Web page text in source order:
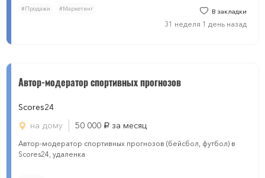
#Продажи #Маркетинг В закладки
31 неделя 1 день назад
Автор-модератор спортивных прогнозов
Scores24
на дому
50 000 руб. за месяц
Автор-модератор спортивных прогнозов (бейсбол, футбол) в
Scores24, удаленка